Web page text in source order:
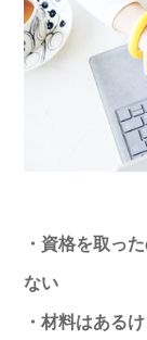
・資格を取っ
ない
・材料はある